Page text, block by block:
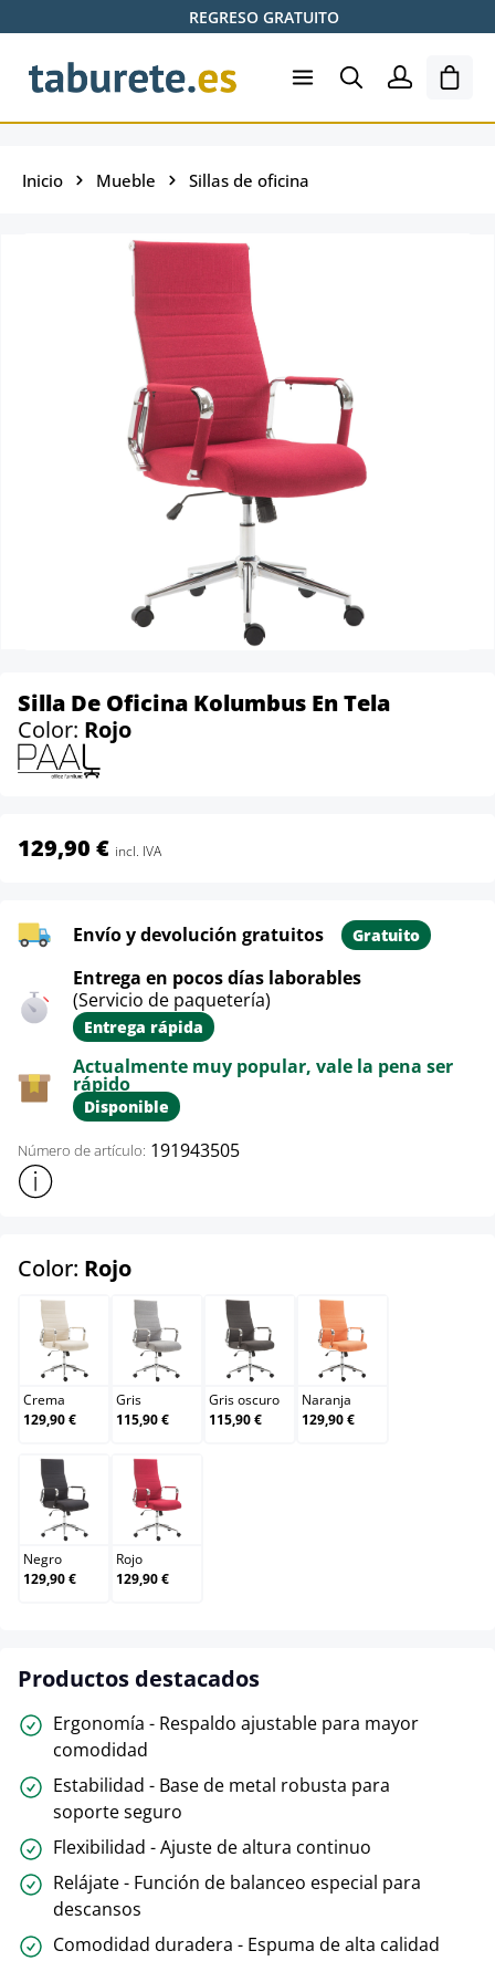
Saltar al contenido principalREGRESO GRATUITO
El
Inicio Mueble Sillas de oficina
Silla De Oficina Kolumbus En Tela
Color: Rojo
129,90 € incl. IVA
Envío y devolución gratuitos Gratuito
Entrega en pocos días laborables
(Servicio de paquetería)
Entrega rápida
Actualmente muy popular, vale la pena ser
rápido
Disponible
Número de artículo: 191943505
Mostrar más información sobre el producto
Color: Rojoselect
Crema
Crema
129,90 €
Gris
Gris
115,90 €
Gris oscuro
Gris oscuro
115,90 €
Naranja
Naranja
129,90 €
Negro
Negro
129,90 €
Rojo
Rojo
129,90 €
Productos destacados
Ergonomía - Respaldo ajustable para mayor
comodidad
Estabilidad - Base de metal robusta para
soporte seguro
Flexibilidad - Ajuste de altura continuo
Relájate - Función de balanceo especial para
descansos
Comodidad duradera - Espuma de alta calidad